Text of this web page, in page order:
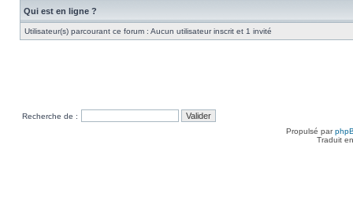
Qui est en ligne ?
Utilisateur(s) parcourant ce forum : Aucun utilisateur inscrit et 1 invité
Recherche de :
Propulsé par
Traduit